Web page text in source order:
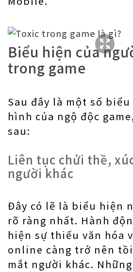
Biểu hiện của
trong game
Sau đây là một số
hình của ngộ độc
sau:
Liên tục chửi thề,
người khác
Đây có lẽ là biểu hiện
rõ ràng nhất. Hành
hiện sự thiếu văn hóa
online càng trở nên
mắt người khác.